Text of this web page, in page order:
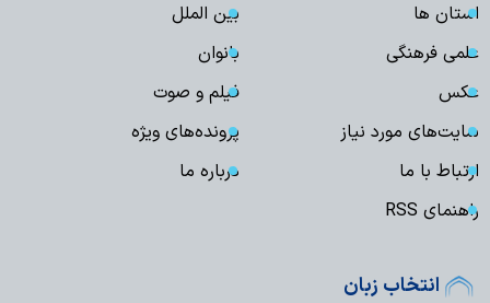
استان ها
بین الملل
علمی فرهنگی
بانوان
عکس
فیلم و صوت
سایت‌های مورد نیاز
پرونده‌های ویژه
ارتباط با ما
درباره ما
راهنمای RSS
انتخاب زبان